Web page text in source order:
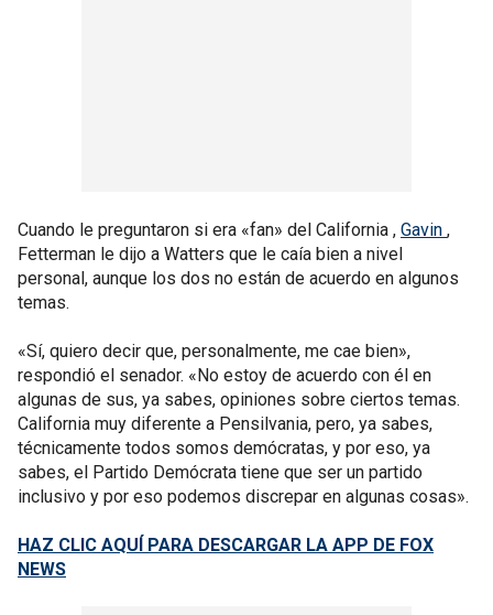
Cuando le preguntaron si era «fan» del California , Gavin ,
Fetterman le dijo a Watters que le caía bien a nivel
personal, aunque los dos no están de acuerdo en algunos
temas.
«Sí, quiero decir que, personalmente, me cae bien»,
respondió el senador. «No estoy de acuerdo con él en
algunas de sus, ya sabes, opiniones sobre ciertos temas.
California muy diferente a Pensilvania, pero, ya sabes,
técnicamente todos somos demócratas, y por eso, ya
sabes, el Partido Demócrata tiene que ser un partido
inclusivo y por eso podemos discrepar en algunas cosas».
HAZ CLIC AQUÍ PARA DESCARGAR LA APP DE FOX
NEWS